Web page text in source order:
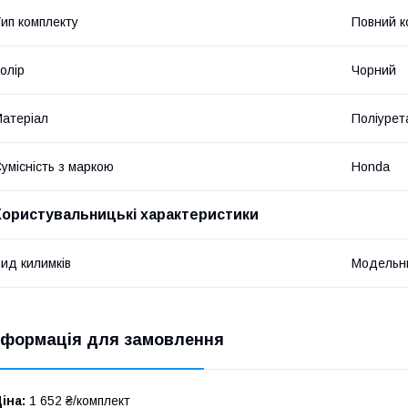
комплекту Повний
Чорний
з маркою Honda
характеристики
килимків
для замовлення
1 652 ₴/комплект